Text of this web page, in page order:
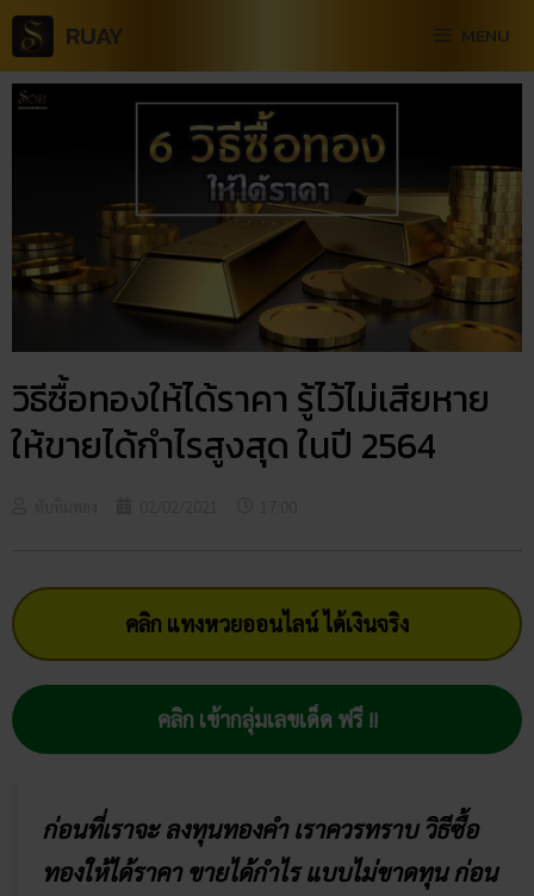
RUAY MENU
วิธีซื้อทองให้ได้ราคา รู้ไว้ไม่เสียหาย
ให้ขายได้กำไรสูงสุด ในปี 2564
คลิก แทงหวยออนไลน์ ได้เงินจริง
คลิก เข้ากลุ่มเลขเด็ด ฟรี !!
ก่อนที่เราจะ ลงทุนทองคำ เราควรทราบ วิธีซื้อ
ทองให้ได้ราคา ขายได้กำไร แบบไม่ขาดทุน ก่อน